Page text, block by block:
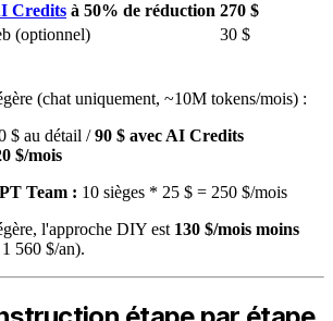
Credits à 50% de réduction 270 $
(optionnel)
30 $
(chat uniquement, ~10M tokens/mois) :
$ au détail /90 $ avec AI Credits
$/mois
Team : 10 sièges * 25 $ = 250 $/mois
l'approche DIY est 130 $/mois moins
560 $/an).